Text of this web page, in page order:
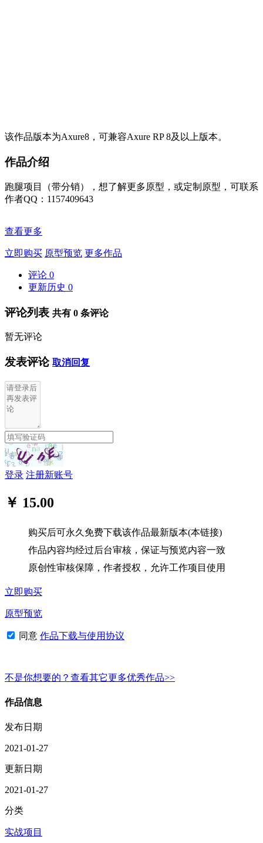
该作品版本为Axure8，可兼容Axure RP 8及以上版本。
作品介绍
跑腿项目（带分销），想了解更多原型，或定制原型，可联系
作者QQ：1157409643
查看更多
立即购买 原型预览 更多作品
评论 0
更新历史 0
评论列表 共有 0 条评论
暂无评论
发表评论 取消回复
登录 注册新账号
￥ 15.00
购买后可永久免费下载该作品最新版本(本链接)
作品内容均经过后台审核，保证与预览内容一致
原创性审核保障，作者授权，允许工作项目使用
立即购买
原型预览
同意 作品下载与使用协议
不是你想要的？查看其它更多优秀作品>>
作品信息
发布日期
2021-01-27
更新日期
2021-01-27
分类
实战项目